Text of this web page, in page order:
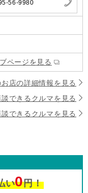
56-9980
ページを見る
お店の詳細情報を見る
できるクルマを見る
できるクルマを見る
い0円！